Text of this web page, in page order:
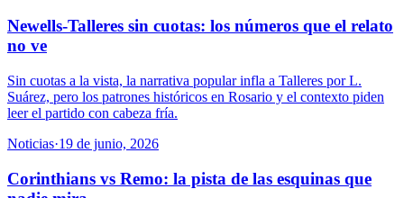
Newells-Talleres sin cuotas: los números que el relato
no ve
Sin cuotas a la vista, la narrativa popular infla a Talleres por L.
Suárez, pero los patrones históricos en Rosario y el contexto piden
leer el partido con cabeza fría.
Noticias·19 de junio, 2026
Corinthians vs Remo: la pista de las esquinas que